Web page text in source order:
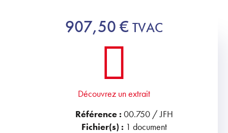
907,50€ TVAC
Découvrez un extrait
Référence : 00.750 / JFH
Fichier(s) : 1 document